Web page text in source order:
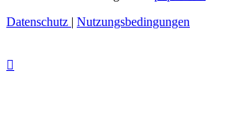
Datenschutz | Nutzungsbedingungen